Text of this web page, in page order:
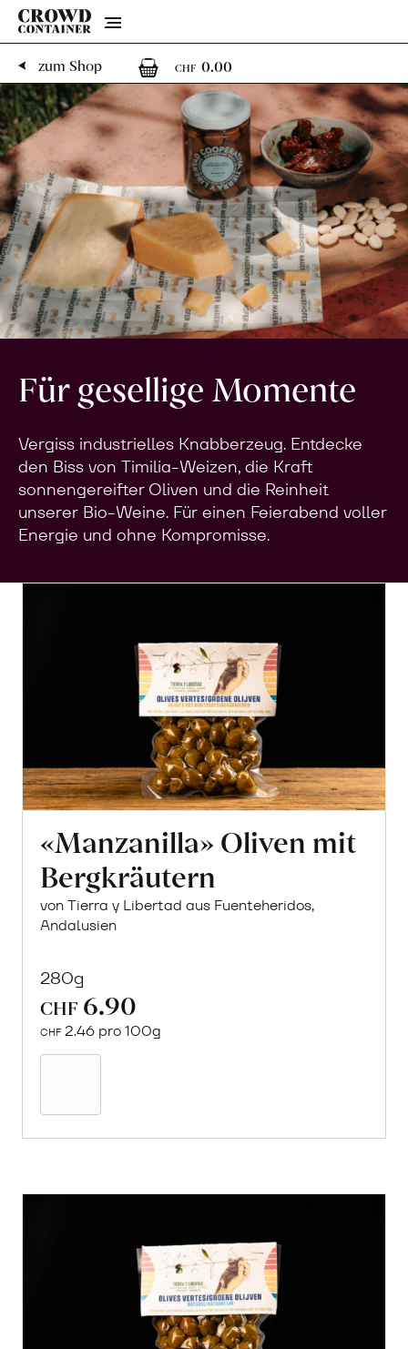
Menu
zum Shop
CHF 0.00
Für gesellige Momente
Vergiss industrielles Knabberzeug. Entdecke
den Biss von Timilia-Weizen, die Kraft
sonnengereifter Oliven und die Reinheit
unserer Bio-Weine. Für einen Feierabend voller
Energie und ohne Kompromisse.
«Manzanilla» Oliven mit
Bergkräutern
von Tierra y Libertad aus Fuenteheridos,
Andalusien
280g
CHF 6.90
CHF 2.46 pro 100g